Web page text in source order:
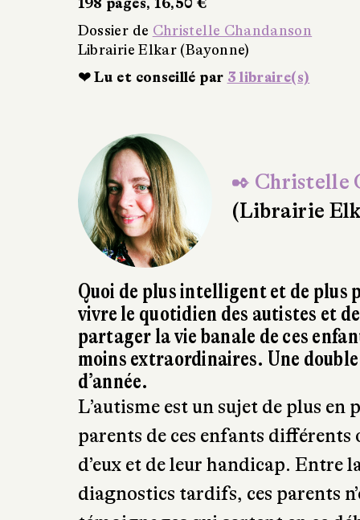
176 pages, 14 €
Dossier deChristelle Chandanson
Librairie Elkar (Bayonne)
❤ Lu et conseillé par2 libraire(s)
✒ Christelle
(Librairie
Quoi de plus intelligent et de plus
vivre le quotidien des autistes et
partager la vie banale de ces
moins extraordinaires. Une
d’année.
L’autisme est un sujet de plus
parents de ces enfants différents
d’eux et de leur handicap. Entre
diagnostics tardifs, ces parents